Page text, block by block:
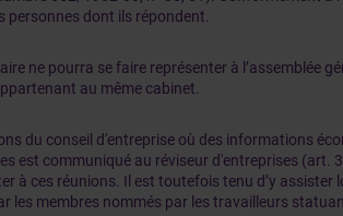
personnes dont ils répondent.
ne pourra se faire représenter à l’assemblée
au même cabinet.
du conseil d'entreprise où des informations
est communiqué au réviseur d'entreprises (art.
à ces réunions. Il est toutefois tenu d’y assister
les membres nommés par les travailleurs